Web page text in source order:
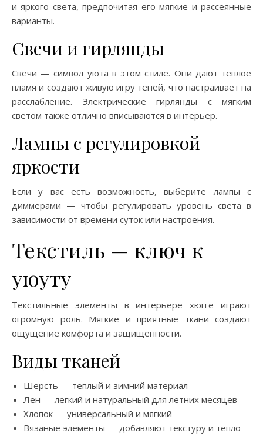
и яркого света, предпочитая его мягкие и рассеянные
варианты.
Свечи и гирлянды
Свечи — символ уюта в этом стиле. Они дают теплое
пламя и создают живую игру теней, что настраивает на
расслабление. Электрические гирлянды с мягким
светом также отлично вписываются в интерьер.
Лампы с регулировкой
яркости
Если у вас есть возможность, выберите лампы с
диммерами — чтобы регулировать уровень света в
зависимости от времени суток или настроения.
Текстиль — ключ к
уюуту
Текстильные элементы в интерьере хюгге играют
огромную роль. Мягкие и приятные ткани создают
ощущение комфорта и защищённости.
Виды тканей
Шерсть — теплый и зимний материал
Лен — легкий и натуральный для летних месяцев
Хлопок — универсальный и мягкий
Вязаные элементы — добавляют текстуру и тепло